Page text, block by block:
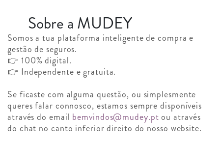
Sobre a MUDEY
Somos a tua plataforma inteligente de compra e
gestão de seguros.
👉 100% digital.
👉 Independente e gratuita.
Se ficaste com alguma questão, ou simplesmente
queres falar connosco, estamos sempre disponíveis
através do email bemvindos@mudey.ptou através
do chat no canto inferior direito do nosso website.